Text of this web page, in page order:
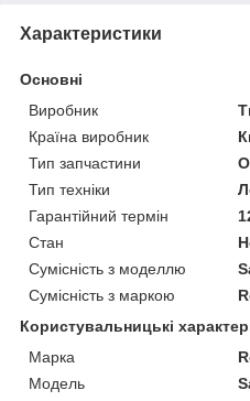
Характеристики
Основні
Виробник
Країна виробник
Тип запчастини
Тип техніки
Гарантійний термін
Стан
Сумісність з моделлю
Сумісність з маркою
Користувальницькі
Марка
Модель